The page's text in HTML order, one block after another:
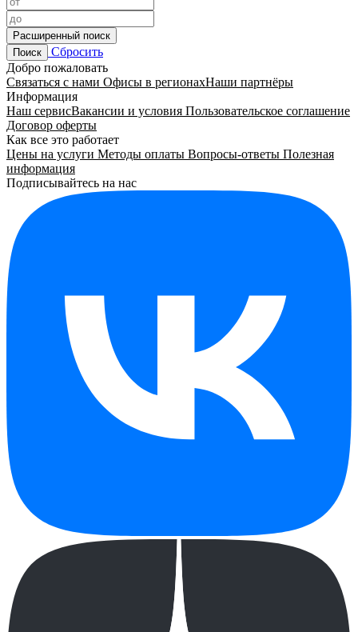
Расширенный поиск
Поиск
Сбросить
Добро пожаловать
Связаться с нами Офисы в регионахНаши партнёры
Информация
Наш сервисВакансии и условия Пользовательское соглашение
Договор оферты
Как все это работает
Цены на услуги Методы оплаты Вопросы-ответы Полезная
информация
Подписывайтесь на нас